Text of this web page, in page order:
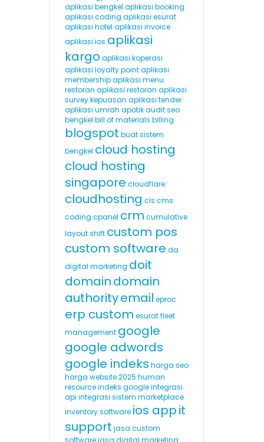
aplikasi bengkel aplikasi booking
aplikasi coding aplikasi esurat
aplikasi hotel aplikasi invoice
aplikasi ios aplikasi
kargo aplikasi koperasi
aplikasi loyalty point aplikasi
membership aplikasi menu
restoran aplikasi restoran aplikasi
survey kepuasan aplikasi tender
aplikasi umrah apotik audit seo
bengkel bill of materials billing
blogspot buat sistem
bengkel cloud hosting
cloud hosting
singapore cloudflare
cloudhosting cls cms
coding cpanel crm cumulative
layout shift custom pos
custom software da
digital marketing doit
domaindomain
authorityemail eproc
erp custom esurat fleet
management google
google adwords
google indeks harga seo
harga website 2025 human
resource indeks google integrasi
api integrasi sistem marketplace
inventory software ios appit
support jasa custom
software jasa digital marketing